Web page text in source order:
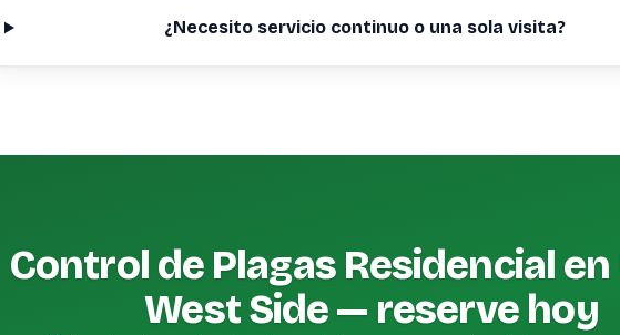
¿Necesito servicio continuo o una sola visita?
Control de Plagas Residencial
West Side — reserve hoy